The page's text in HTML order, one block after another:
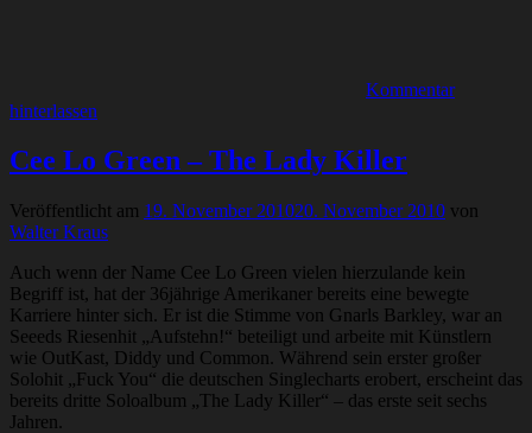
Kommentar
hinterlassen
Cee Lo Green – The Lady Killer
Veröffentlicht am 19. November 201020. November 2010 von
Walter Kraus
Auch wenn der Name Cee Lo Green vielen hierzulande kein
Begriff ist, hat der 36jährige Amerikaner bereits eine bewegte
Karriere hinter sich. Er ist die Stimme von Gnarls Barkley, war an
Seeeds Riesenhit „Aufstehn!“ beteiligt und arbeite mit Künstlern
wie OutKast, Diddy und Common. Während sein erster großer
Solohit „Fuck You“ die deutschen Singlecharts erobert, erscheint das
bereits dritte Soloalbum „The Lady Killer“ – das erste seit sechs
Jahren.